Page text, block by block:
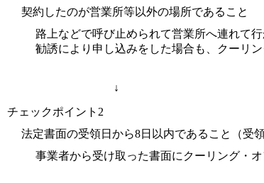
契約したのが営業所等以外の場所であること
路上などで呼び止められて営業所へ連れて
勧誘により申し込みをした場合も、クーリ
↓
チェックポイント2
法定書面の受領日から8日以内であること（受
事業者から受け取った書面にクーリング・